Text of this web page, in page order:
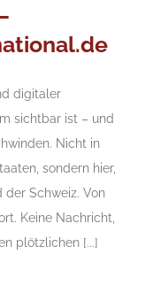
digitaler
sichtbar ist – und
Nicht in
sondern hier,
der Schweiz. Von
Keine Nachricht,
plötzlichen [...]